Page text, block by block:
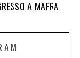
A MAFRA